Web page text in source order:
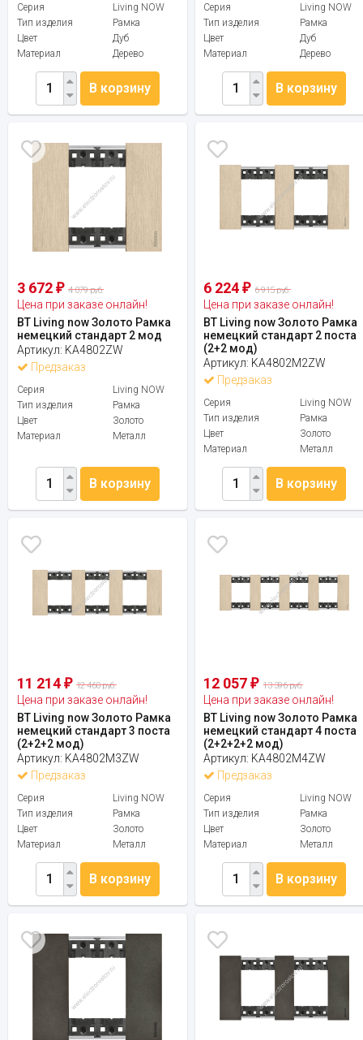
Серия
Living NOW
Тип изделия
Рамка
Цвет
Дуб
Материал
Дерево
В корзину
Серия
Living NOW
Тип изделия
Рамка
Цвет
Дуб
Материал
Дерево
В корзину
3 672 ₽ 4 079 руб.
Цена при заказе онлайн!
BT Living now Золото Рамка
немецкий стандарт 2 мод
Артикул: KA4802ZW
Предзаказ
Серия
Living NOW
Тип изделия
Рамка
Цвет
Золото
Материал
Металл
В корзину
6 224₽ 6 915 руб.
Цена при заказе онлайн!
BT Living now Золото Рамка
немецкий стандарт 2 поста
(2+2 мод)
Артикул: KA4802M2ZW
Предзаказ
Серия
Living NOW
Тип изделия
Рамка
Цвет
Золото
Материал
Металл
В корзину
11 214 ₽ 12 460 руб.
Цена при заказе онлайн!
BT Living now Золото Рамка
немецкий стандарт 3 поста
(2+2+2 мод)
Артикул: KA4802M3ZW
Предзаказ
Серия
Living NOW
Тип изделия
Рамка
Цвет
Золото
Материал
Металл
В корзину
12 057₽ 13 396 руб.
Цена при заказе онлайн!
BT Living now Золото Рамка
немецкий стандарт 4 поста
(2+2+2+2 мод)
Артикул: KA4802M4ZW
Предзаказ
Серия
Living NOW
Тип изделия
Рамка
Цвет
Золото
Материал
Металл
В корзину